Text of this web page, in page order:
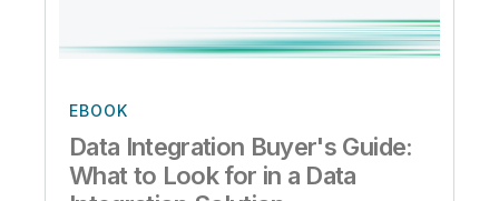
EBOOK
Data Integration Buyer's Guide:
What to Look for in a Data